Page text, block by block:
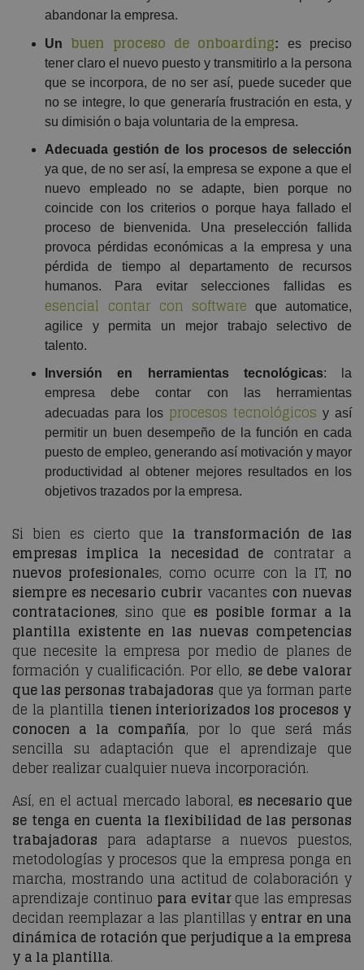
abandonar la empresa.
Un buen proceso de onboarding: es preciso
tener claro el nuevo puesto y transmitirlo a la persona
que se incorpora, de no ser así, puede suceder que
no se integre, lo que generaría frustración en esta, y
su dimisión o baja voluntaria de la empresa.
Adecuada gestión de los procesos de selección
ya que, de no ser así, la empresa se expone a que el
nuevo empleado no se adapte, bien porque no
coincide con los criterios o porque haya fallado el
proceso de bienvenida. Una preselección fallida
provoca pérdidas económicas a la empresa y una
pérdida de tiempo al departamento de recursos
humanos. Para evitar selecciones fallidas es
esencial contar con software que automatice,
agilice y permita un mejor trabajo selectivo de
talento.
Inversión en herramientas tecnológicas: la
empresa debe contar con las herramientas
adecuadas para los procesos tecnológicos y así
permitir un buen desempeño de la función en cada
puesto de empleo, generando así motivación y mayor
productividad al obtener mejores resultados en los
objetivos trazados por la empresa.
Si bien es cierto que la transformación de las
empresas implica la necesidad de contratar a
nuevos profesionales, como ocurre con la IT, no
siempre es necesario cubrir vacantes con nuevas
contrataciones, sino que es posible formar a la
plantilla existente en las nuevas competencias
que necesite la empresa por medio de planes de
formación y cualificación. Por ello, se debe valorar
que las personas trabajadoras que ya forman parte
de la plantilla tienen interiorizados los procesos y
conocen a la compañía, por lo que será más
sencilla su adaptación que el aprendizaje que
deber realizar cualquier nueva incorporación.
Así, en el actual mercado laboral, es necesario que
se tenga en cuenta la flexibilidad de las personas
trabajadoras para adaptarse a nuevos puestos,
metodologías y procesos que la empresa ponga en
marcha, mostrando una actitud de colaboración y
aprendizaje continuo para evitarque las empresas
decidan reemplazar a las plantillas y entrar en una
dinámica de rotación que perjudique a la empresa
y a la plantilla.